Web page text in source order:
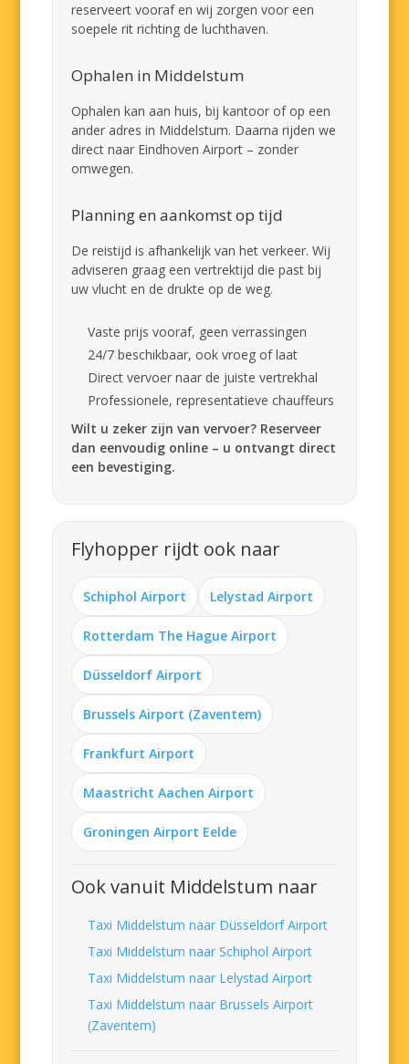
reserveert vooraf en wij zorgen voor een
soepele rit richting de luchthaven.
Ophalen in Middelstum
Ophalen kan aan huis, bij kantoor of op een
ander adres in Middelstum. Daarna rijden we
direct naar Eindhoven Airport – zonder
omwegen.
Planning en aankomst op tijd
De reistijd is afhankelijk van het verkeer. Wij
adviseren graag een vertrektijd die past bij
uw vlucht en de drukte op de weg.
Vaste prijs vooraf, geen verrassingen
24/7 beschikbaar, ook vroeg of laat
Direct vervoer naar de juiste vertrekhal
Professionele, representatieve chauffeurs
Wilt u zeker zijn van vervoer? Reserveer
dan eenvoudig online – u ontvangt direct
een bevestiging.
Flyhopper rijdt ook naar
Schiphol Airport Lelystad Airport
Rotterdam The Hague Airport
Düsseldorf Airport
Brussels Airport (Zaventem)
Frankfurt Airport
Maastricht Aachen Airport
Groningen Airport Eelde
Ook vanuit Middelstum naar
Taxi Middelstum naar Düsseldorf Airport
Taxi Middelstum naar Schiphol Airport
Taxi Middelstum naar Lelystad Airport
Taxi Middelstum naar Brussels Airport
(Zaventem)